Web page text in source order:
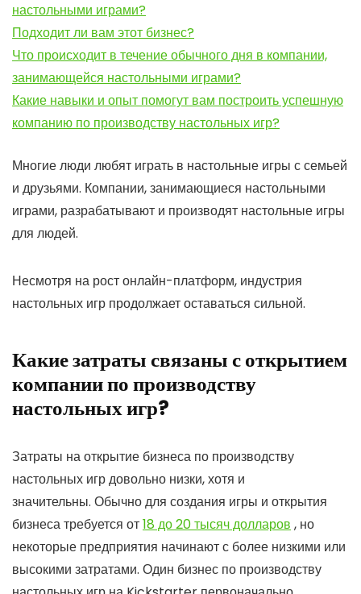
настольными играми?
Подходит ли вам этот бизнес?
Что происходит в течение обычного дня в компании,
занимающейся настольными играми?
Какие навыки и опыт помогут вам построить успешную
компанию по производству настольных игр?
Многие люди любят играть в настольные игры с семьей
и друзьями. Компании, занимающиеся настольными
играми, разрабатывают и производят настольные игры
для людей.
Несмотря на рост онлайн-платформ, индустрия
настольных игр продолжает оставаться сильной.
Какие затраты связаны с открытием
компании по производству
настольных игр?
Затраты на открытие бизнеса по производству
настольных игр довольно низки, хотя и
значительны. Обычно для создания игры и открытия
бизнеса требуется от18 до 20 тысяч долларов , но
некоторые предприятия начинают с более низкими или
высокими затратами. Один бизнес по производству